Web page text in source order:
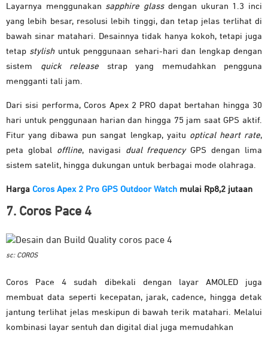
Layarnya menggunakan sapphire glassdengan ukuran 1.3 inci
yang lebih besar, resolusi lebih tinggi, dan tetap jelas terlihat di
bawah sinar matahari. Desainnya tidak hanya kokoh, tetapi juga
tetap stylishuntuk penggunaan sehari-hari dan lengkap dengan
sistem quick release strap yang memudahkan pengguna
mengganti tali jam.
Dari sisi performa, Coros Apex 2 PRO dapat bertahan hingga 30
hari untuk penggunaan harian dan hingga 75 jam saat GPS aktif.
Fitur yang dibawa pun sangat lengkap, yaitu optical heart rate,
peta global offline, navigasi dual frequencyGPS dengan lima
sistem satelit, hingga dukungan untuk berbagai mode olahraga.
Harga Coros Apex 2 Pro GPS Outdoor Watch mulai Rp8,2 jutaan
7. Coros Pace 4
sc: COROS
Coros Pace 4 sudah dibekali dengan layar AMOLED juga
membuat data seperti kecepatan, jarak, cadence, hingga detak
jantung terlihat jelas meskipun di bawah terik matahari. Melalui
kombinasi layar sentuh dan digital dial juga memudahkan